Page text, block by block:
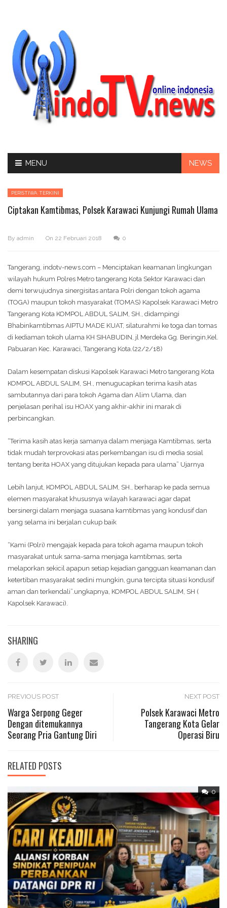
MENU NEWS
PERISTIWA TERKINI
Ciptakan Kamtibmas, Polsek Karawaci Kunjungi Rumah Ulama
By admin On 22 Februari 2018 0
Tangerang, indotv-news.com – Menciptakan keamanan lingkungan
wilayah hukum Polres Metro tangerang Kota Sektor Karawaci dan
demi terwujudnya sinergisitas antara Polri dengan tokoh agama
(TOGA) maupun tokoh masyarakat (TOMAS) Kapolsek Karawaci Metro
Tangerang Kota KOMPOL ABDUL SALIM, SH., didampingi
Bhabinkamtibmas AIPTU MADE KUAT, silaturahmi ke toga dan tomas
di kediaman tokoh ulama KH SIHABUDIN, jl Merdeka Gg. Beringin,Kel.
Pabuaran Kec. Karawaci, Tangerang Kota.(22/2/18)
Dalam kesempatan diskusi Kapolsek Karawaci Metro tangerang Kota
KOMPOL ABDUL SALIM, SH., menugucapkan terima kasih atas
sambutannya dari para tokoh Agama dan Alim Ulama, dan
penjelasan perihal isu HOAX yang akhir-akhir ini marak di
perbincangkan.
“Terima kasih atas kerja samanya dalam menjaga Kamtibmas, serta
tidak mudah terprovokasi atas perkembangan isu di media sosial
tentang berita HOAX yang ditujukan kepada para ulama” Ujarnya
Lebih lanjut, KOMPOL ABDUL SALIM, SH., berharap ke pada semua
elemen masyarakat khususnya wilayah karawaci agar dapat
bersinergi dalam menjaga suasana kamtibmas yang kondusif dan
yang selama ini berjalan cukup baik
“Kami (Polri) mengajak kepada para tokoh agama maupun tokoh
masyarakat untuk sama-sama menjaga kamtibmas, serta
melaporkan sekicil apapun setiap kejadian gangguan keamanan dan
ketertiban masyarakat sedini mungkin, guna tercipta situasi kondusif
aman dan terkendali”.ungkapnya, KOMPOL ABDUL SALIM, SH (
Kapolsek Karawaci).
SHARING
Post
navigation
PREVIOUS POST
Warga Serpong Geger
Dengan ditemukannya
Seorang Pria Gantung Diri
NEXT POST
Polsek Karawaci Metro
Tangerang Kota Gelar
Operasi Biru
RELATED POSTS
0